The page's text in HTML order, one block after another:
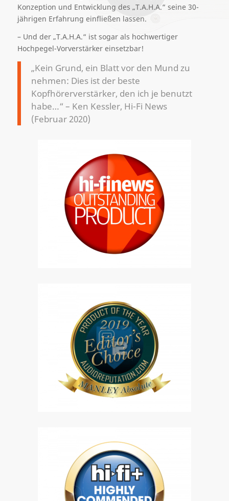
Konzeption und Entwicklung des „T.A.H.A.“ seine 30-
jährigen Erfahrung einfließen lassen.
– Und der „T.A.H.A.“ ist sogar als hochwertiger
Hochpegel-Vorverstärker einsetzbar!
„Kein Grund, ein Blatt vor den Mund zu
nehmen: Dies ist der beste
Kopfhörerverstärker, den ich je benutzt
habe…“ – Ken Kessler, Hi-Fi News
(Februar 2020)